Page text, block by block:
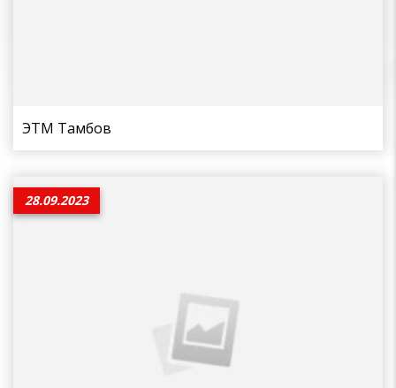
ЭТМ Тамбов
28.09.2023